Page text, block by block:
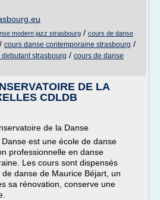
modern jazz strasbourg / cours de danse
/ cours danse contemporaine strasbourg /
strasbourg / cours de danse
DE LA
CDLDB
de la Danse
est une école de danse
professionnelle en danse
Les cours sont dispensés
danse de Maurice Béjart, un
sa rénovation, conserve une